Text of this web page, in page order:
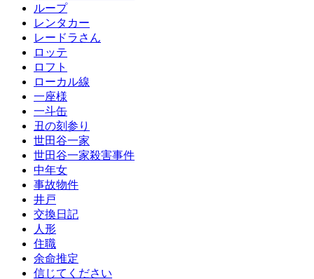
ループ
レンタカー
レードラさん
ロッテ
ロフト
ローカル線
一座様
一斗缶
丑の刻参り
世田谷一家
世田谷一家殺害事件
中年女
事故物件
井戸
交換日記
人形
住職
余命推定
信じてください